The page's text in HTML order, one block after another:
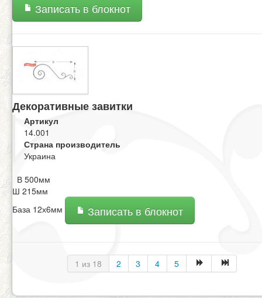
Записать в блокнот
Декоративные завитки
Артикул
14.001
Страна производитель
Украина
В 500мм
Ш 215мм
База 12х6мм
Записать в блокнот
1 из 18 2 3 4 5